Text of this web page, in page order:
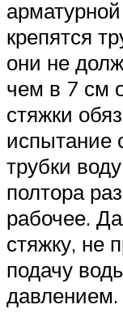
арматурной
крепятся
они не
чем в 7 см
стяжки
испытание
трубки
полтора
рабочее.
стяжку, не
подачу
давлением.